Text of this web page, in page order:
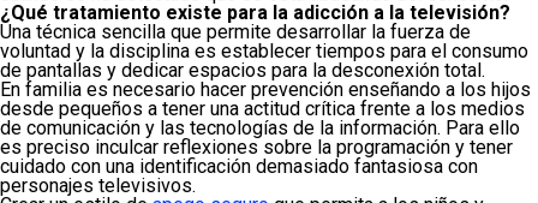
¿Qué tratamiento existe para la adicción a la televisión?
Una técnica sencilla que permite desarrollar la fuerza de
voluntad y la disciplina es establecer tiempos para el consumo
de pantallas y dedicar espacios para la desconexión total.
En familia es necesario hacer prevención enseñando a los hijos
desde pequeños a tener una actitud crítica frente a los medios
de comunicación y las tecnologías de la información. Para ello
es preciso inculcar reflexiones sobre la programación y tener
cuidado con una identificación demasiado fantasiosa con
personajes televisivos.